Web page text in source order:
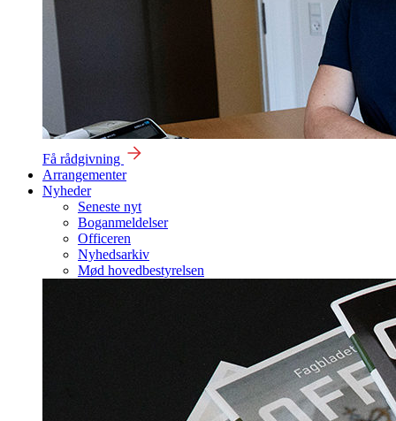
Få rådgivning
Arrangementer
Nyheder
Seneste nyt
Boganmeldelser
Officeren
Nyhedsarkiv
Mød hovedbestyrelsen